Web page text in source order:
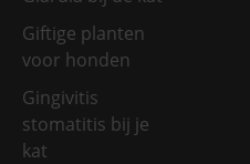
Giftige planten
voor honden
Gingivitis
stomatitis bij je
kat